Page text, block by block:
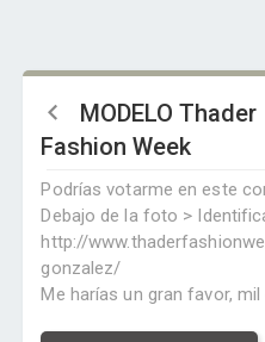
MODELO Thader
Fashion Week
Podrías votarme en este
Debajo de la foto >
http://
gonzalez/
Me harías un gran favor,